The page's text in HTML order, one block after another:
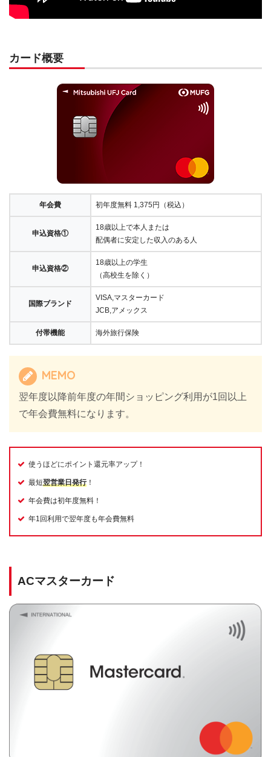
カード概要
年会費 初年度無料 1,375円（税込）
申込資格①
18歳以上で本人または
配偶者に安定した収入のある人
申込資格②
18歳以上の学生
（高校生を除く）
国際ブランド
VISA,マスターカード
JCB,アメックス
付帯機能 海外旅行保険
MEMO
翌年度以降前年度の年間ショッピング利用が1回以上
で年会費無料になります。
使うほどにポイント還元率アップ！
最短翌営業日発行！
年会費は初年度無料！
年1回利用で翌年度も年会費無料
ACマスターカード